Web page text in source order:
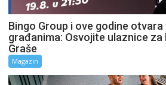
Bingo Group i ove godine
građanima: Osvojite ulaznice
Graše
Magazin